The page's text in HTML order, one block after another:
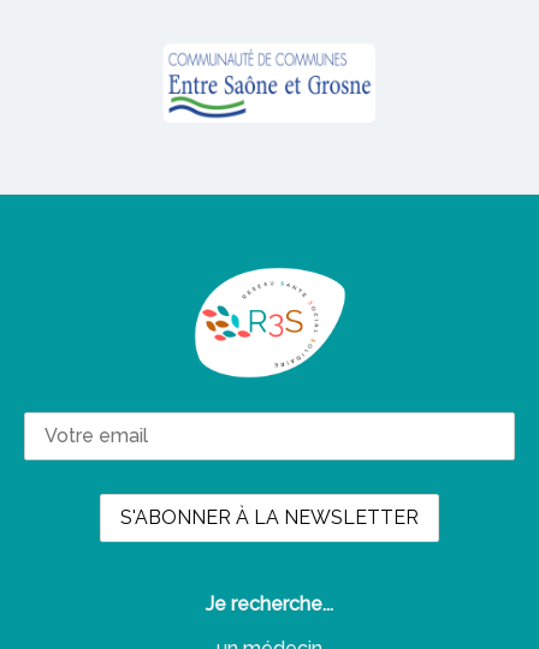
Je recherche...